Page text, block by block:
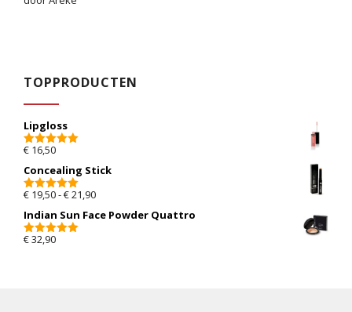
5van 5
TOPPRODUCTEN
Lipgloss
5.00van 5
€ 16,50
Concealing Stick
5.00van 5
€ 19,50-€21,90Prijsklasse: € 19,50 tot € 21,90
Indian Sun Face Powder Quattro
5.00van 5
€32,90